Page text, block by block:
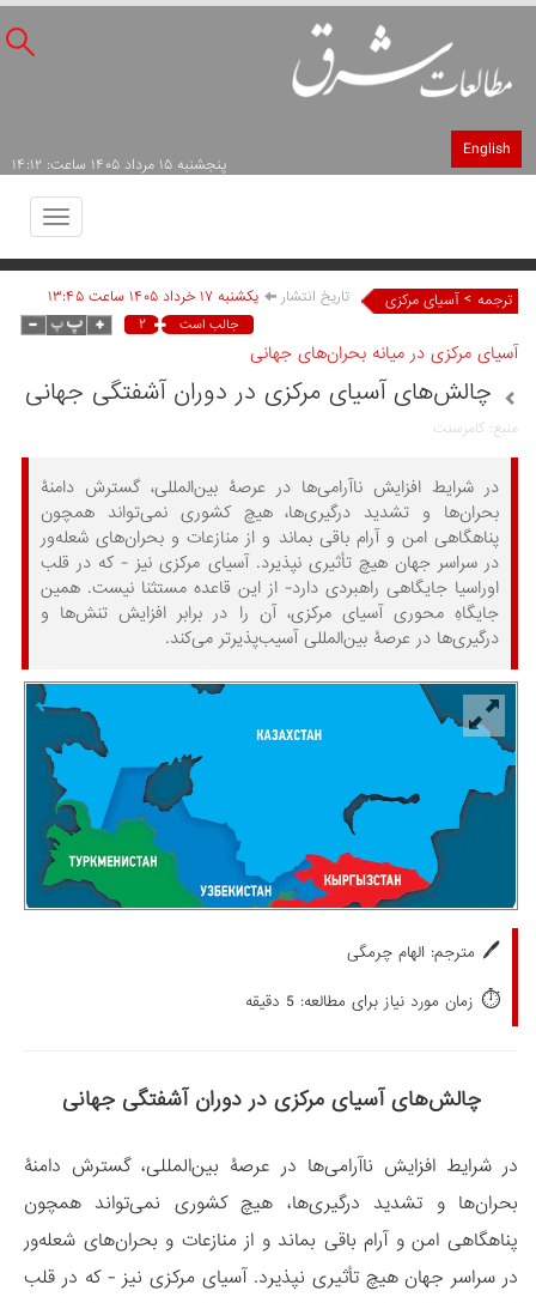
English
پنجشنبه ۱۵ مرداد ۱۴۰۵ ساعت: ۱۴:۱۲
Toggle
ترجمه > آسیای مرکزی تاریخ انتشار يکشنبه ۱۷ خرداد ۱۴۰۵ ساعت ۱۳:۴۵
جالب است ۲
آسیای مرکزی در میانه بحران‌های جهانی
چالش‌های آسیای مرکزی در دوران آشفتگی جهانی
منبع: کامرسنت
در شرایط افزایش ناآرامی‌ها در عرصۀ بین‌المللی، گسترش دامنۀ
بحران‌ها و تشدید درگیری‌ها، هیچ کشوری نمی‌تواند همچون
پناهگاهی امن و آرام باقی بماند و از منازعات و بحران‌های شعله‌ور
در سراسر جهان هیچ تأثیری نپذیرد. آسیای مرکزی نیز - که در قلب
اوراسیا جایگاهی راهبردی دارد- از این قاعده مستثنا نیست. همین
جایگاهِ محوری آسیای مرکزی، آن را در برابر افزایش تنش‌ها و
درگیری‌ها در عرصۀ بین‌المللی آسیب‌پذیرتر می‌کند.
🖊️ مترجم: الهام چرمگی
⏱️ زمان مورد نیاز برای مطالعه: 5 دقیقه
چالش‌های آسیای مرکزی در دوران آشفتگی جهانی
در شرایط افزایش ناآرامی‌ها در عرصۀ بین‌المللی، گسترش دامنۀ
بحران‌ها و تشدید درگیری‌ها، هیچ کشوری نمی‌تواند همچون
پناهگاهی امن و آرام باقی بماند و از منازعات و بحران‌های شعله‌ور
در سراسر جهان هیچ تأثیری نپذیرد. آسیای مرکزی نیز - که در قلب